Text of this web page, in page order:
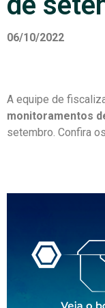
06/10/2022
A equipe de
monitoramentos
setembro. Confira